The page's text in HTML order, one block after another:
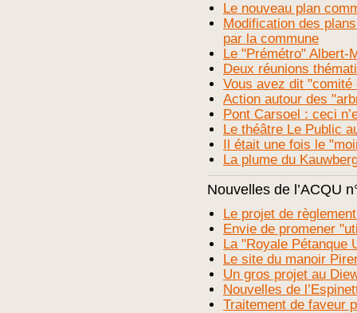
Le nouveau plan
Modification des
par la commune
Le "Prémétro" Albert-
Deux réunions
Vous avez dit "comité
Action autour des
Pont Carsoel : ceci
Le théâtre Le Public
Il était une fois le
La plume du
Nouvelles de l’ACQU
Le projet de
Envie de promener
La "Royale Pétanque
Le site du manoir
Un gros projet au
Nouvelles de
Traitement de faveur